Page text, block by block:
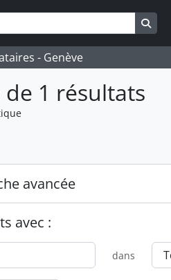
- Genève
1 résultats
avancée
avec :
dans